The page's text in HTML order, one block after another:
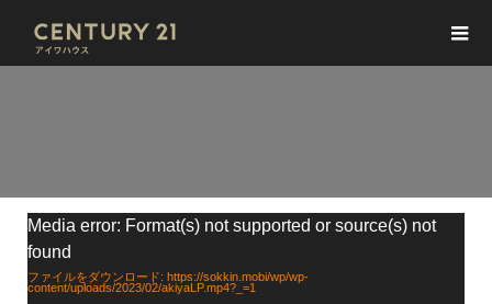
動
画
プ
レ
ー
Media error: Format(s) not supported or source(s) not
found
ファイルをダウンロード: https://sokkin.mobi/wp/wp-
content/uploads/2023/02/akiyaLP.mp4?_=1